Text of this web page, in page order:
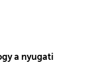
a nyugati